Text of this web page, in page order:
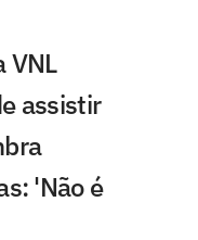
VNL
assistir
'Não é